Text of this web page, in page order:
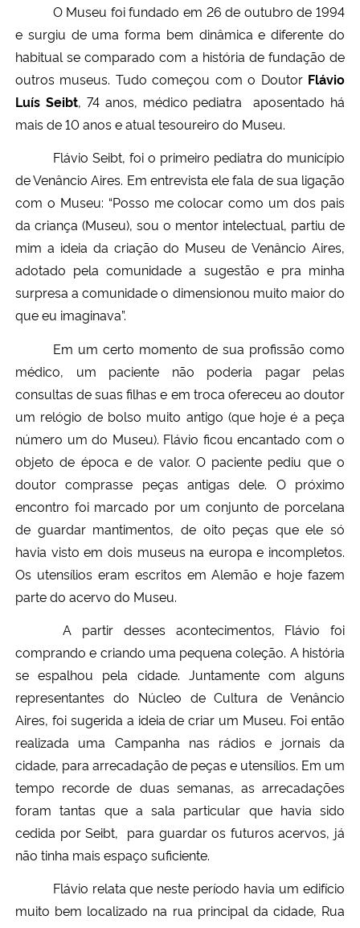
O Museu foi fundado em 26 de outubro de 1994
e surgiu de uma forma bem dinâmica e diferente do
habitual se comparado com a história de fundação de
outros museus. Tudo começou com o Doutor Flávio
Luís Seibt, 74 anos, médico pediatra aposentado há
mais de 10 anos e atual tesoureiro do Museu.
Flávio Seibt, foi o primeiro pediatra do município
de Venâncio Aires. Em entrevista ele fala de sua ligação
com o Museu: “Posso me colocar como um dos pais
da criança (Museu), sou o mentor intelectual, partiu de
mim a ideia da criação do Museu de Venâncio Aires,
adotado pela comunidade a sugestão e pra minha
surpresa a comunidade o dimensionou muito maior do
que eu imaginava”.
Em um certo momento de sua profissão como
médico, um paciente não poderia pagar pelas
consultas de suas filhas e em troca ofereceu ao doutor
um relógio de bolso muito antigo (que hoje é a peça
número um do Museu). Flávio ficou encantado com o
objeto de época e de valor. O paciente pediu que o
doutor comprasse peças antigas dele. O próximo
encontro foi marcado por um conjunto de porcelana
de guardar mantimentos, de oito peças que ele só
havia visto em dois museus na europa e incompletos.
Os utensílios eram escritos em Alemão e hoje fazem
parte do acervo do Museu.
A partir desses acontecimentos, Flávio foi
comprando e criando uma pequena coleção. A história
se espalhou pela cidade. Juntamente com alguns
representantes do Núcleo de Cultura de Venâncio
Aires, foi sugerida a ideia de criar um Museu. Foi então
realizada uma Campanha nas rádios e jornais da
cidade, para arrecadação de peças e utensílios. Em um
tempo recorde de duas semanas, as arrecadações
foram tantas que a sala particular que havia sido
cedida por Seibt, para guardar os futuros acervos, já
não tinha mais espaço suficiente.
Flávio relata que neste período havia um edifício
muito bem localizado na rua principal da cidade, Rua